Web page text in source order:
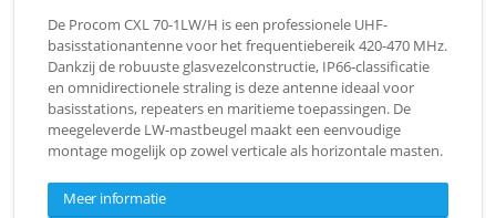
De Procom CXL 70-1LW/H is een professionele UHF-
basisstationantenne voor het frequentiebereik 420-470 MHz.
Dankzij de robuuste glasvezelconstructie, IP66-classificatie
en omnidirectionele straling is deze antenne ideaal voor
basisstations, repeaters en maritieme toepassingen. De
meegeleverde LW-mastbeugel maakt een eenvoudige
montage mogelijk op zowel verticale als horizontale masten.
Meer informatie